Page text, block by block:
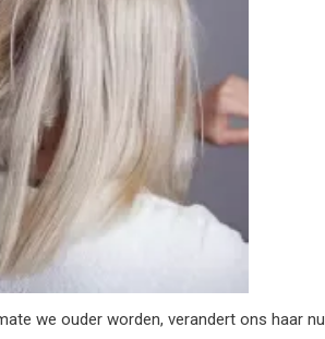
we ouder worden, verandert ons haar nu